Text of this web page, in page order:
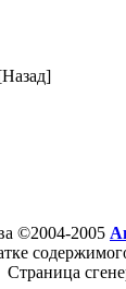
©2004-2005
Страница